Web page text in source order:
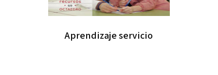
Aprendizaje servicio